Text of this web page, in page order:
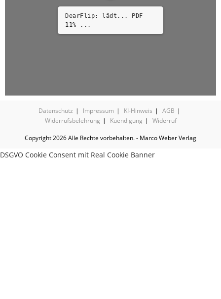
DearFlip: lädt... PDF
11% ...
Datenschutz Impressum KI-Hinweis
AGB
Widerrufsbelehrung
Kuendigung Widerruf
Copyright 2026 Alle Rechte vorbehalten. - Marco Weber Verlag
DSGVO Cookie Consent mit Real Cookie Banner